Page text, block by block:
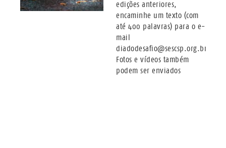
edições anteriores,
encaminhe um texto (com
até 400 palavras) para o e-
mail
diadodesafio@sescsp.org.br.
Fotos e vídeos também
podem ser enviados